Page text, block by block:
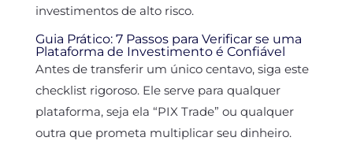
investimentos de alto risco.
Guia Prático: 7 Passos para Verificar se uma
Plataforma de Investimento é Confiável
Antes de transferir um único centavo, siga este
checklist rigoroso. Ele serve para qualquer
plataforma, seja ela “PIX Trade” ou qualquer
outra que prometa multiplicar seu dinheiro.